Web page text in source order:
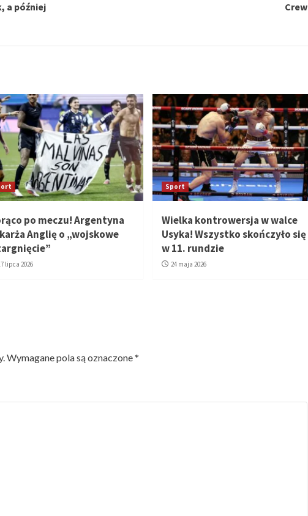
a później
Crew
po meczu! Argentyna
Anglię o „wojskowe
lipca 2026
Sport
Wielka kontrowersja w walce
Usyka! Wszystko skończyło się
w 11. rundzie
24 maja 2026
Wymagane pola są oznaczone*